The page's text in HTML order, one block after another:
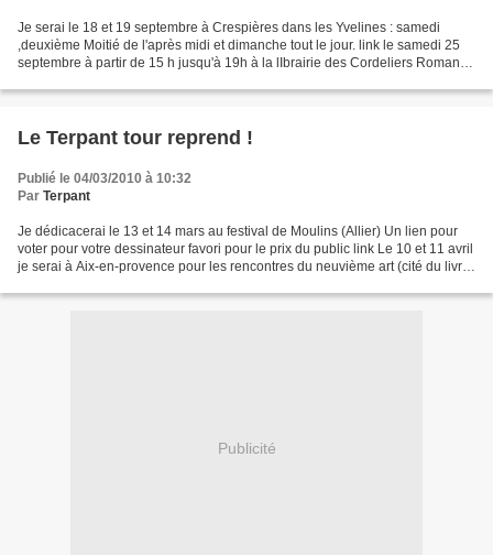
Je serai le 18 et 19 septembre à Crespières dans les Yvelines : samedi
,deuxième Moitié de l'après midi et dimanche tout le jour. link le samedi 25
septembre à partir de 15 h jusqu'à 19h à la lIbrairie des Cordeliers Romans
Le Terpant tour reprend !
Publié le 04/03/2010 à 10:32
Par Terpant
Je dédicacerai le 13 et 14 mars au festival de Moulins (Allier) Un lien pour
voter pour votre dessinateur favori pour le prix du public link Le 10 et 11 avril
je serai à Aix-en-provence pour les rencontres du neuvième art (cité du livre)
Publicité